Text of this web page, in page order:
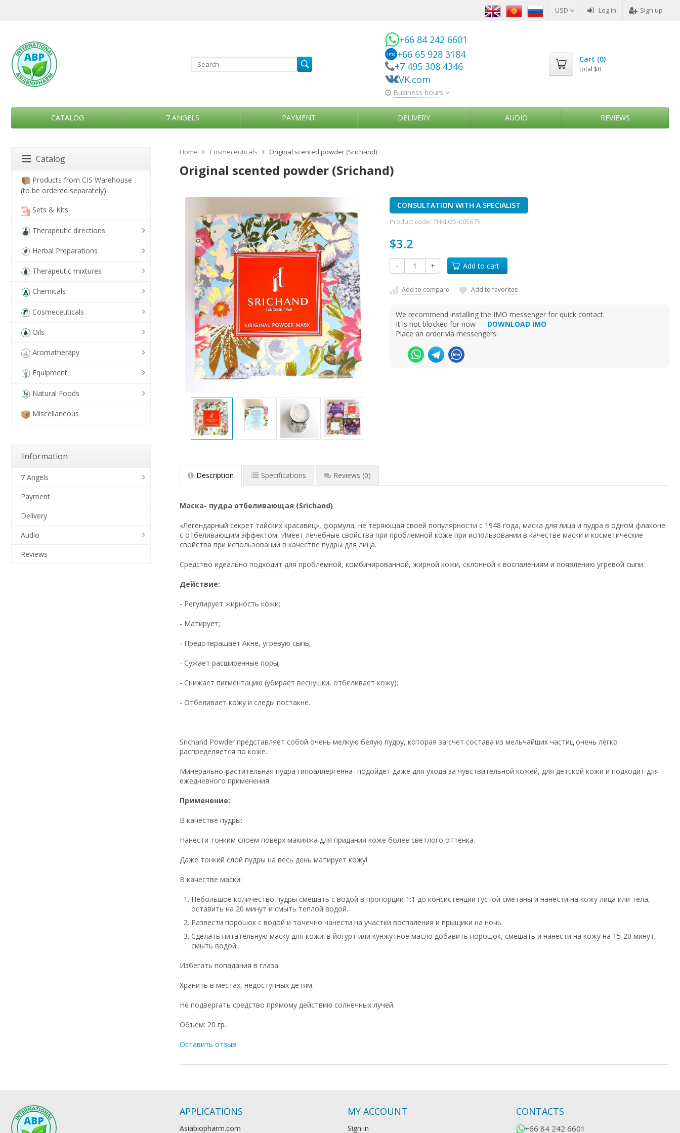
USD Log in Sign up
+66 84 242 6601
imo +66 65 928 3184
+7 495 308 4346
VK.com
Business hours
Cart (0)
total $0
CATALOG 7 ANGELS PAYMENT DELIVERY AUDIO REVIEWS
Home Cosmeceuticals Original scented powder (Srichand)
Original scented powder (Srichand)
CONSULTATION WITH A SPECIALIST
Product code:THKLOS-005675
$3.2
- + Add to cart
Add to compare Add to favorites
We recommend installing the IMO messenger for quick contact.
It is not blocked for now — DOWNLOAD IMO
Place an order via messengers:
Description Specifications Reviews (0)
Маска- пудра отбеливающая (Srichand)
«Легендарный секрет тайских красавиц», формула, не теряющая своей популярности с 1948 года, маска для лица и пудра в одном флаконе
с отбеливающим эффектом. Имеет лечебные свойства при проблемной коже при использовании в качестве маски и косметические
свойства при использовании в качестве пудры для лица.
Средство идеально подходит для проблемной, комбинированной, жирной кожи, склонной к воспалениям и появлению угревой сыпи.
Действие:
- Регулирует жирность кожи;
- Матирует;
- Предотвращает Акне, угревую сыпь;
- Сужает расширенные поры;
- Снижает пигментацию (убирает веснушки, отбеливает кожу);
- Отбеливает кожу и следы постакне.
Srichand Powder представляет собой очень мелкую белую пудру, которая за счет состава из мельчайших частиц очень легко
распределяется по коже.
Минерально-растительная пудра гипоаллергенна- подойдет даже для ухода за чувствительной кожей, для детской кожи и подходит для
ежедневного применения.
Применение:
В качестве пудры:
Нанести тонким слоем поверх макияжа для придания коже более светлого оттенка.
Даже тонкий слой пудры на весь день матирует кожу!
В качестве маски:
Небольшое количество пудры смешать с водой в пропорции 1:1 до консистенции густой сметаны и нанести на кожу лица или тела,
оставить на 20 минут и смыть теплой водой.
Развести порошок с водой и точечно нанести на участки воспаления и прыщики на ночь.
Сделать питательную маску для кожи: в йогурт или кунжутное масло добавить порошок, смешать и нанести на кожу на 15-20 минут,
смыть водой.
Избегать попадания в глаза.
Хранить в местах, недоступных детям.
Не подвергать средство прямому действию солнечных лучей.
Объем: 20 гр.
Оставить отзыв
Catalog
Products from CIS Warehouse
(to be ordered separately)
Sets & Kits
Therapeutic directions
Herbal Preparations
Therapeutic mixtures
Chemicals
Cosmeceuticals
Oils
Aromatherapy
Equipment
Natural Foods
Miscellaneous
Information
7 Angels
Payment
Delivery
Audio
Reviews
APPLICATIONS
Asiabiopharm.com
MY ACCOUNT
Sign in
CONTACTS
+66 84 242 6601